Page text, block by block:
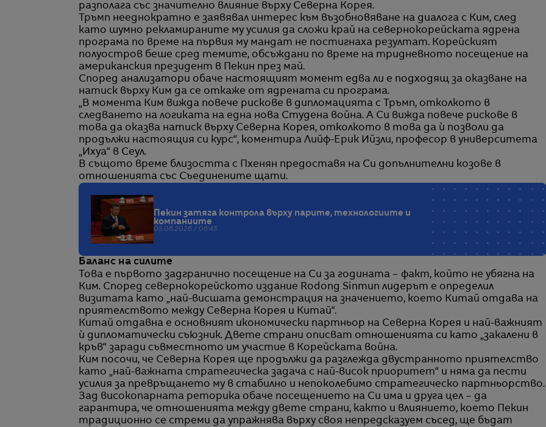
разполага със значително влияние върху Северна Корея.
Тръмп нееднократно е заявявал интерес към възобновяване на диалога с Ким, след
като шумно рекламираните му усилия да сложи край на севернокорейската ядрена
програма по време на първия му мандат не постигнаха резултат. Корейският
полуостров беше сред темите, обсъждани по време на тридневното посещение на
американския президент в Пекин през май.
Според анализатори обаче настоящият момент едва ли е подходящ за оказване на
натиск върху Ким да се откаже от ядрената си програма.
„В момента Ким вижда повече рискове в дипломацията с Тръмп, отколкото в
следването на логиката на една нова Студена война. А Си вижда повече рискове в
това да оказва натиск върху Северна Корея, отколкото в това да ѝ позволи да
продължи настоящия си курс“, коментира Лийф-Ерик Ийзли, професор в университета
„Ихуа“ в Сеул.
В същото време близостта с Пхенян предоставя на Си допълнителни козове в
отношенията със Съединените щати.
Пекин затяга контрола върху парите, технологиите и
компаниите
05.06.2026 / 06:45
Баланс на силите
Това е първото задгранично посещение на Си за годината – факт, който не убягна на
Ким. Според севернокорейското издание Rodong Sinmun лидерът е определил
визитата като „най-висшата демонстрация на значението, което Китай отдава на
приятелството между Северна Корея и Китай“.
Китай отдавна е основният икономически партньор на Северна Корея и най-важният
ѝ дипломатически съюзник. Двете страни описват отношенията си като „закалени в
кръв“ заради съвместното им участие в Корейската война.
Ким посочи, че Северна Корея ще продължи да разглежда двустранното приятелство
като „най-важната стратегическа задача с най-висок приоритет“ и няма да пести
усилия за превръщането му в стабилно и непоколебимо стратегическо партньорство.
Зад високопарната реторика обаче посещението на Си има и друга цел – да
гарантира, че отношенията между двете страни, както и влиянието, което Пекин
традиционно се стреми да упражнява върху своя непредсказуем съсед, ще бъдат